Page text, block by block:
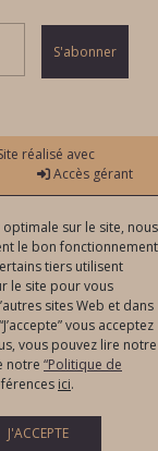
S'abonner
réalisé avec
Accès gérant
sur le site, nous
le bon fonctionnement
tiers utilisent
le site pour vous
sites Web et dans
vous acceptez
vous pouvez lire notre
notre “Politique de
ici.
J'ACCEPTE